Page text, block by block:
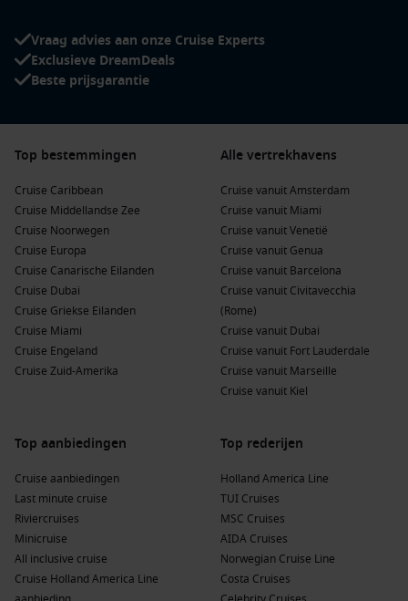
Vraag advies aan onze Cruise Experts
Exclusieve DreamDeals
Beste prijsgarantie
Top bestemmingen
Cruise Caribbean
Cruise Middellandse Zee
Cruise Noorwegen
Cruise Europa
Cruise Canarische Eilanden
Cruise Dubai
Cruise Griekse Eilanden
Cruise Miami
Cruise Engeland
Cruise Zuid-Amerika
Alle vertrekhavens
Cruise vanuit Amsterdam
Cruise vanuit Miami
Cruise vanuit Venetië
Cruise vanuit Genua
Cruise vanuit Barcelona
Cruise vanuit Civitavecchia
(Rome)
Cruise vanuit Dubai
Cruise vanuit Fort Lauderdale
Cruise vanuit Marseille
Cruise vanuit Kiel
Top aanbiedingen
Cruise aanbiedingen
Last minute cruise
Riviercruises
Minicruise
All inclusive cruise
Cruise Holland America Line
Top rederijen
Holland America Line
TUI Cruises
MSC Cruises
AIDA Cruises
Norwegian Cruise Line
Costa Cruises